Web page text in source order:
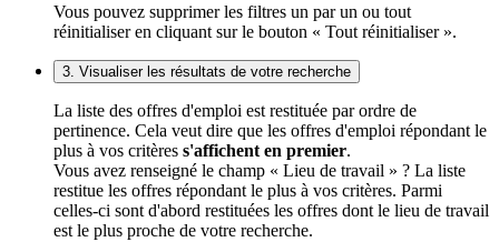
Vous pouvez supprimer les filtres un par un ou tout
réinitialiser en cliquant sur le bouton « Tout réinitialiser ».
3. Visualiser les résultats de votre recherche
La liste des offres d'emploi est restituée par ordre de
pertinence. Cela veut dire que les offres d'emploi répondant le
plus à vos critères s'affichent en premier.
Vous avez renseigné le champ « Lieu de travail » ? La liste
restitue les offres répondant le plus à vos critères. Parmi
celles-ci sont d'abord restituées les offres dont le lieu de travail
est le plus proche de votre recherche.